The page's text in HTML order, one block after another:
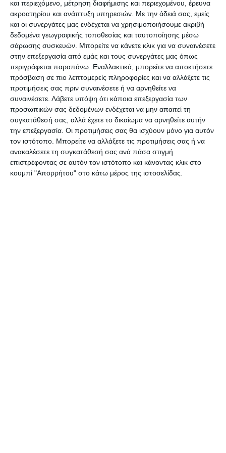
και περιεχόμενο, μέτρηση διαφήμισης και περιεχομένου, έρευνα
ακροατηρίου και ανάπτυξη υπηρεσιών. Με την άδειά σας, εμείς
και οι συνεργάτες μας ενδέχεται να χρησιμοποιήσουμε ακριβή
δεδομένα γεωγραφικής τοποθεσίας και ταυτοποίησης μέσω
σάρωσης συσκευών. Μπορείτε να κάνετε κλικ για να συναινέσετε
στην επεξεργασία από εμάς και τους συνεργάτες μας όπως
περιγράφεται παραπάνω. Εναλλακτικά, μπορείτε να αποκτήσετε
πρόσβαση σε πιο λεπτομερείς πληροφορίες και να αλλάξετε τις
προτιμήσεις σας πριν συναινέσετε ή να αρνηθείτε να
συναινέσετε. Λάβετε υπόψη ότι κάποια επεξεργασία των
προσωπικών σας δεδομένων ενδέχεται να μην απαιτεί τη
συγκατάθεσή σας, αλλά έχετε το δικαίωμα να αρνηθείτε αυτήν
την επεξεργασία. Οι προτιμήσεις σας θα ισχύουν μόνο για αυτόν
τον ιστότοπο. Μπορείτε να αλλάξετε τις προτιμήσεις σας ή να
ανακαλέσετε τη συγκατάθεσή σας ανά πάσα στιγμή
επιστρέφοντας σε αυτόν τον ιστότοπο και κάνοντας κλικ στο
κουμπί "Απορρήτου" στο κάτω μέρος της ιστοσελίδας.
την εδραίωση του Τμήματος. Όμως το γνωστικό
του αντικείμενο που είναι το περιβάλλον που
δυστυχώς δεν είναι στα top ζητήματα της
κοινωνίας.
Είναι απαραίτητο και πολύ σημαντικό να έχει η
Ζάκυνθος ένα τέτοιο Τμήμα στο Ιόνιο και ειδικά
στη Ζάκυνθο, λόγω του ΕΘΠΖ και της κλιματικής
μεταβλητότητας».
Η κ. Καμπάση εξέφρασε την αγωνία της για την
τύχη του Τμήματος και είπε: «Ανησυχούμε για
όλα τα Τμήματα Περιβάλλοντος γιατί φαίνεται να